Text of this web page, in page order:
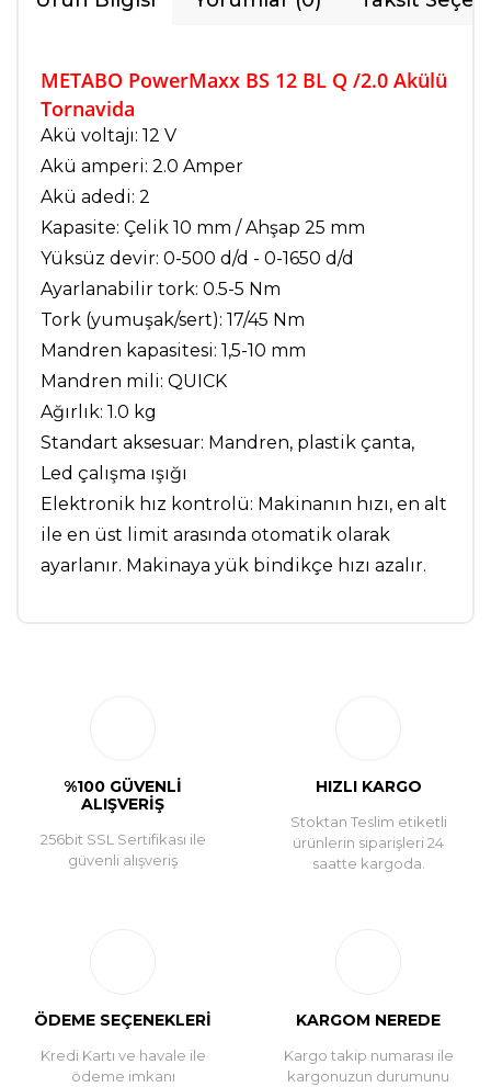
METABO PowerMaxx BS 12 BL Q /2.0 Akülü
Tornavida
Akü voltajı: 12 V
Akü amperi: 2.0 Amper
Akü adedi: 2
Kapasite: Çelik 10 mm / Ahşap 25 mm
Yüksüz devir: 0-500 d/d - 0-1650 d/d
Ayarlanabilir tork: 0.5-5 Nm
Tork (yumuşak/sert): 17/45 Nm
Mandren kapasitesi: 1,5-10 mm
Mandren mili: QUICK
Ağırlık: 1.0 kg
Standart aksesuar: Mandren, plastik çanta,
Led çalışma ışığı
Elektronik hız kontrolü: Makinanın hızı, en alt
ile en üst limit arasında otomatik olarak
ayarlanır. Makinaya yük bindikçe hızı azalır.
%100 GÜVENLİ
ALIŞVERİŞ
256bit SSL Sertifikası ile
güvenli alışveriş
HIZLI KARGO
Stoktan Teslim etiketli
ürünlerin siparişleri 24
saatte kargoda.
ÖDEME SEÇENEKLERİ
Kredi Kartı ve havale ile
ödeme imkanı
KARGOM NEREDE
Kargo takip numarası ile
kargonuzun durumunu